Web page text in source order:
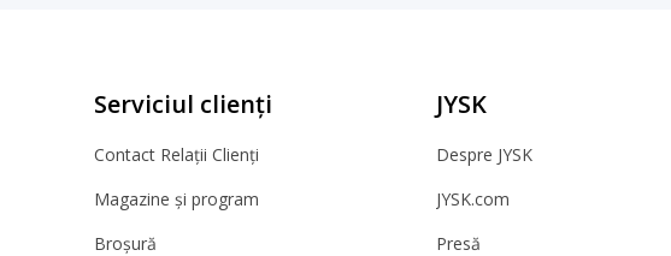
Serviciul clienți
Contact Relații Clienți
Magazine și program
Broșură
JYSK
Despre JYSK
JYSK.com
Presă